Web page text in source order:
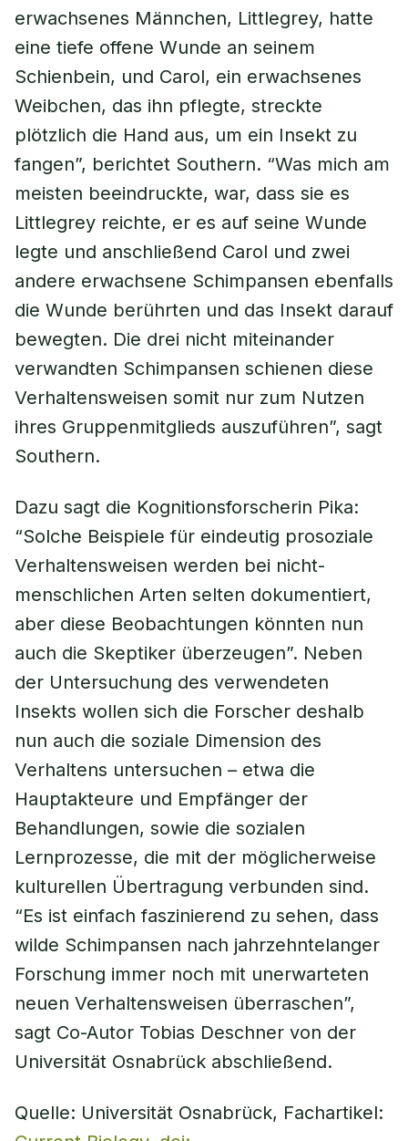
erwachsenes Männchen, Littlegrey, hatte
eine tiefe offene Wunde an seinem
Schienbein, und Carol, ein erwachsenes
Weibchen, das ihn pflegte, streckte
plötzlich die Hand aus, um ein Insekt zu
fangen”, berichtet Southern. “Was mich am
meisten beeindruckte, war, dass sie es
Littlegrey reichte, er es auf seine Wunde
legte und anschließend Carol und zwei
andere erwachsene Schimpansen ebenfalls
die Wunde berührten und das Insekt darauf
bewegten. Die drei nicht miteinander
verwandten Schimpansen schienen diese
Verhaltensweisen somit nur zum Nutzen
ihres Gruppenmitglieds auszuführen”, sagt
Southern.
Dazu sagt die Kognitionsforscherin Pika:
“Solche Beispiele für eindeutig prosoziale
Verhaltensweisen werden bei nicht-
menschlichen Arten selten dokumentiert,
aber diese Beobachtungen könnten nun
auch die Skeptiker überzeugen”. Neben
der Untersuchung des verwendeten
Insekts wollen sich die Forscher deshalb
nun auch die soziale Dimension des
Verhaltens untersuchen – etwa die
Hauptakteure und Empfänger der
Behandlungen, sowie die sozialen
Lernprozesse, die mit der möglicherweise
kulturellen Übertragung verbunden sind.
“Es ist einfach faszinierend zu sehen, dass
wilde Schimpansen nach jahrzehntelanger
Forschung immer noch mit unerwarteten
neuen Verhaltensweisen überraschen”,
sagt Co-Autor Tobias Deschner von der
Universität Osnabrück abschließend.
Quelle: Universität Osnabrück, Fachartikel: